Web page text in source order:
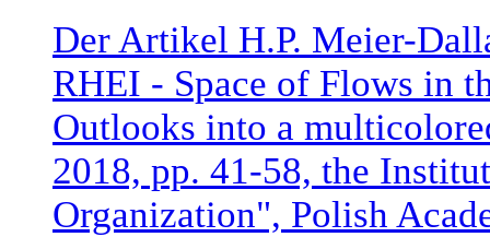
Der Artikel H.P. Meier-
RHEI - Space of Flows in
Outlooks into a
2018, pp. 41-58, the
Organization", Polish